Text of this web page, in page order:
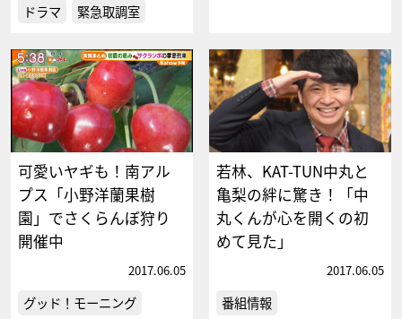
ドラマ 緊急取調室
可愛いヤギも！南アル
プス「小野洋蘭果樹
園」でさくらんぼ狩り
開催中
2017.06.05
グッド！モーニング
若林、KAT-TUN中丸と
亀梨の絆に驚き！「中
丸くんが心を開くの初
めて見た」
2017.06.05
番組情報